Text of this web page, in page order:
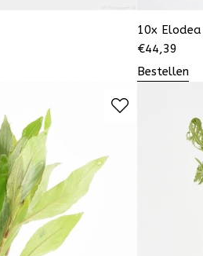
10x
€44,39
Bestellen